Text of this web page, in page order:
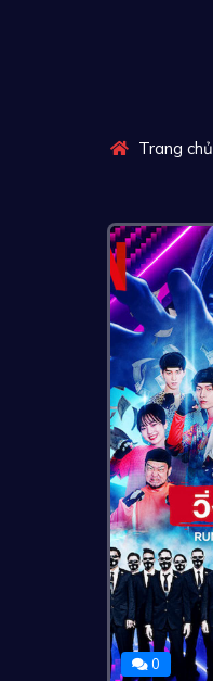
Trang chủ
0